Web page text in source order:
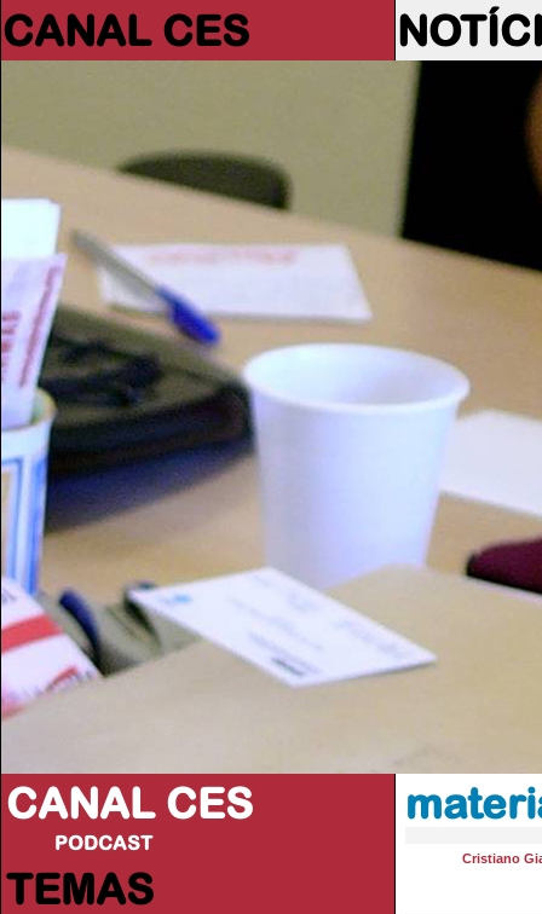
CANAL CES
CANAL CES
PODCAST
TEMAS
Cristiano